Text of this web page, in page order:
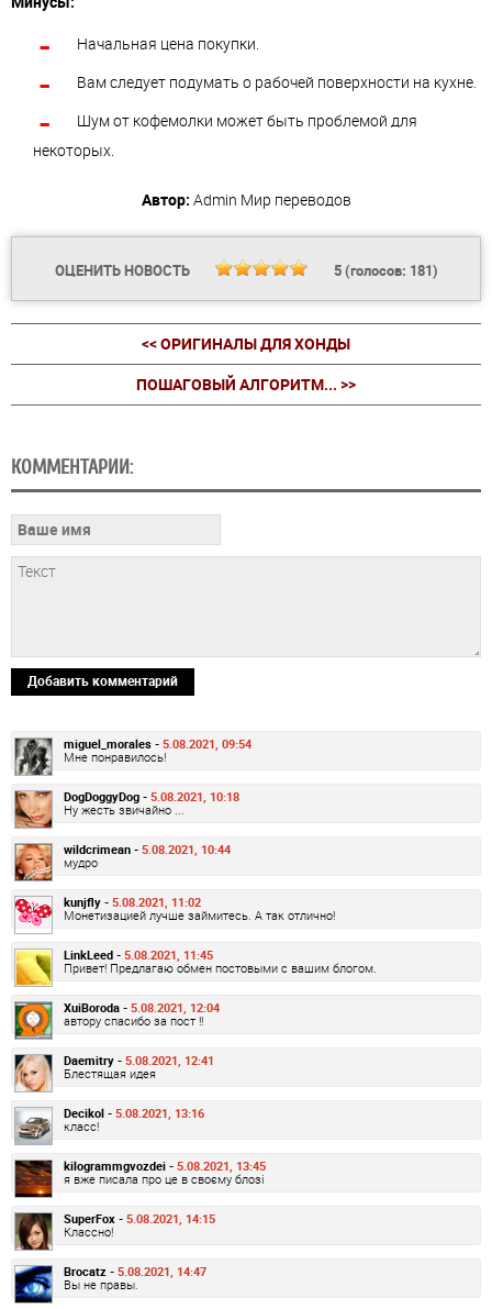
Начальная цена покупки.
Вам следует подумать о рабочей поверхности на кухне.
Шум от кофемолки может быть проблемой для
некоторых.
Автор: Admin Мир переводов
ОЦЕНИТЬ НОВОСТЬ 5(голосов: 181)
<< ОРИГИНАЛЫ ДЛЯ ХОНДЫ
ПОШАГОВЫЙ АЛГОРИТМ... >>
КОММЕНТАРИИ:
Добавить комментарий
miguel_morales - 5.08.2021, 09:54
Мне понравилось!
DogDoggyDog - 5.08.2021, 10:18
Ну жесть звичайно ...
wildcrimean - 5.08.2021, 10:44
мудро
kunjfly - 5.08.2021, 11:02
Монетизацией лучше займитесь. А так отлично!
LinkLeed - 5.08.2021, 11:45
Привет! Предлагаю обмен постовыми с вашим блогом.
XuiBoroda - 5.08.2021, 12:04
автору спасибо за пост !!
Daemitry - 5.08.2021, 12:41
Блестящая идея
Decikol - 5.08.2021, 13:16
класс!
kilogrammgvozdei - 5.08.2021, 13:45
я вже писала про це в своєму блозі
SuperFox - 5.08.2021, 14:15
Классно!
Brocatz - 5.08.2021, 14:47
Вы не правы.